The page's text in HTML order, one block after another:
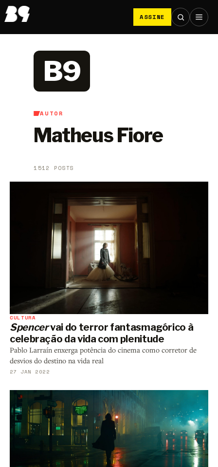
ASSINE
AUTOR
Matheus Fiore
1512 POSTS
B9
CULTURA
Spencervai do terror fantasmagórico à
celebração da vida com plenitude
Pablo Larraín enxerga potência do cinema como corretor de
desvios do destino na vida real
27 JAN 2022